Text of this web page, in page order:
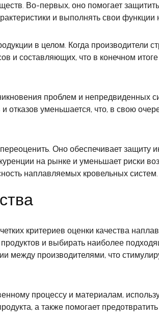
Во-первых, оно помогает
и выполнять свои
в целом. Когда производители
и составляющих, что в конечном
проблем и непредвиденных
отказов уменьшается, что, в свою
Оно обеспечивает защиту
на рынке и уменьшает риски
наплавляемых кровельных систем.
критериев оценки качества
и выбирать наиболее
между производителями, что
процессу и материалам,
а также помогает